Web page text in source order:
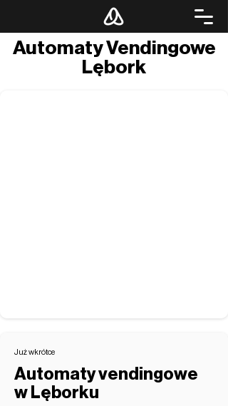
Automaty Vendingowe
Lębork
Już wkrótce
Automaty vendingowe
w Lęborku